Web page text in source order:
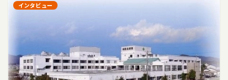
インタビュー